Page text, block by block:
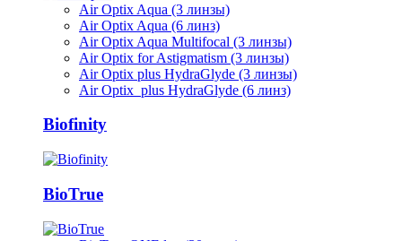
Air Optix Aqua (3 линзы)
Air Optix Aqua (6 линз)
Air Optix Aqua Multifocal (3 линзы)
Air Optix for Astigmatism (3 линзы)
Air Optix plus HydraGlyde (3 линзы)
Air Optix plus HydraGlyde (6 линз)
Biofinity
BioTrue